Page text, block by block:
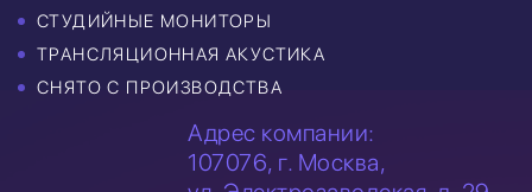
СТУДИЙНЫЕ МОНИТОРЫ
ТРАНСЛЯЦИОННАЯ АКУСТИКА
СНЯТО С ПРОИЗВОДСТВА
Адрес компании:
107076, г. Москва,